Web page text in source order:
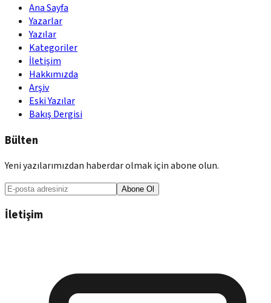
Ana Sayfa
Yazarlar
Yazılar
Kategoriler
İletişim
Hakkımızda
Arşiv
Eski Yazılar
Bakış Dergisi
Bülten
Yeni yazılarımızdan haberdar olmak için abone olun.
Abone Ol
İletişim